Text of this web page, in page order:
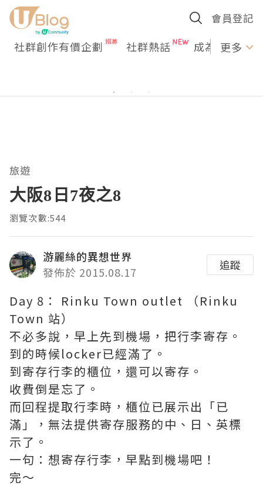
會員登記
社群創作有價企劃 社群熱話 成為U更多
旅遊
大阪8日7夜之8
瀏覽次數:544
游麗絲的異想世界
發佈於 2015.08.17
追蹤
Day 8： Rinku Town outlet （Rinku
Town 站）
不必多說，早上先到機場，把行李寄存。
到的時候locker已經滿了。
到寄存行李的櫃位，還可以寄存。
收費倒是忘了。
而回程提取行李時，櫃位已展示出「已
滿」，無法提供寄存服務的中、日、英標
示了。
一句：想寄存行李，早點到機場吧！
完～